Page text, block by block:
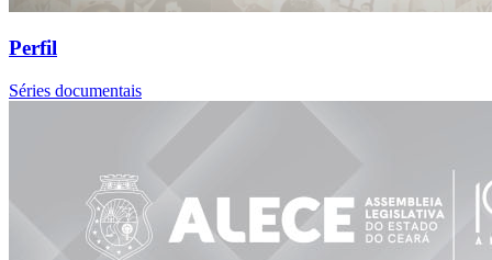
Perfil
Séries documentais